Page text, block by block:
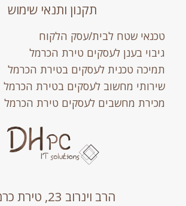
תקנון ותנאי שימוש
טכנאי שטח לבית/עסק הלקוח
גיבוי בענן לעסקים טירת הכרמל
תמיכה טכנית לעסקים בטירת הכרמל
שירותי מחשוב לעסקים בטירת הכרמל
מכירת מחשבים לעסקים טירת הכרמל
הרב וינרוב 23, טירת כרמל